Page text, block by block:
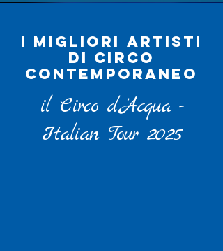
I migliori artisti
di circo
contemporaneo
il Circo d 'Acqua -
Italian Tour 2025